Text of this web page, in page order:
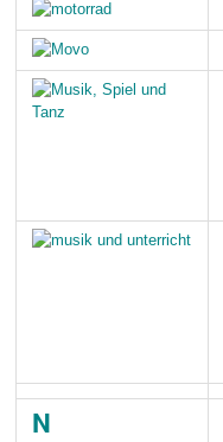
N